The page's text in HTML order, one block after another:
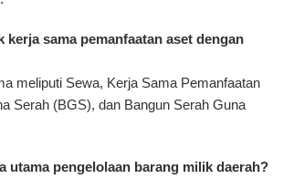
kerja sama pemanfaatan aset dengan
meliputi Sewa, Kerja Sama Pemanfaatan
Serah (BGS), dan Bangun Serah Guna
utama pengelolaan barang milik daerah?